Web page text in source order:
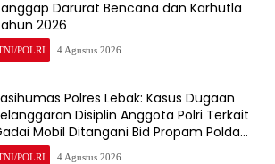
Darurat Bencana dan Karhutla
2026
POLRI 4 Agustus 2026
Polres Lebak: Kasus Dugaan
Disiplin Anggota Polri Terkait
Mobil Ditangani Bid Propam Polda
POLRI 4 Agustus 2026